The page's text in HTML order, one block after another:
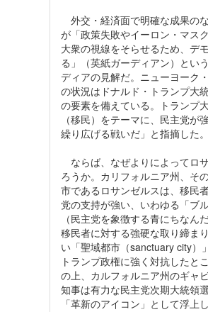
外交・経済面で明確な成果の
が「政策失敗やイーロン・マス
大衆の視線をそらせるため、デ
る」（英紙ガーディアン）とい
ディアの見解だ。ニューヨーク
の状況はドナルド・トランプ大
の要素を備えている。トランプ
（移民）をテーマに、民主党が
繰り広げる戦いだ」と指摘した。
ならば、なぜよりによってロ
ろうか。カリフォルニア州、そ
市であるロサンゼルスは、移民
党の支持が強い、いわゆる「ブ
（民主党を象徴する青にちなん
移民者に対する強硬な取り締ま
い「聖域都市（sanctuary city）
トランプ政権に強く対抗したと
の上、カルフォルニア州のギャ
知事は有力な民主党次期大統領選
「革新のアイコン」として浮上